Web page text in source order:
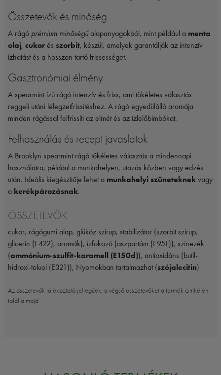
Összetevők és minőség
A rágó prémium minőségűalapanyagokból, mint például a menta
olaj, cukor és szorbit, készül, amelyek garantálják az intenzív
ízhatást és a hosszan tartó frissességet.
Gasztronómiai élmény
A spearmint ízű rágó intenzív és friss, ami tökéletes választás
reggeli utáni lélegzetfrissítéshez. A rágó egyedülálló aromája
minden rágással felfrissíti az elmét és az ízlelőbimbókat.
Felhasználás és recept javaslatok
A Brooklyn spearmint rágó tökéletes választás a mindennapi
használatra, például a munkahelyen, utazás közben vagy edzés
után. Ideális kiegészítője lehet a munkahelyi szüneteknek vagy
a kerékpározásnak.
ÖSSZETEVŐK
cukor, rágógumi alap, glükóz szirup, stabilizátor (szorbit szirup,
glicerin (E422), aromák), ízfokozó (aszpartám (E951)), színezék
(ammónium-szulfit-karamell (E150d)), antioxidáns (butil-
hidroxi-toluol (E321)), Nyomokban tartalmazhat (szójalecitin)
Az összetevők tájékoztató jellegűek, a végső összetevőket a termék cimkéjén
találja majd